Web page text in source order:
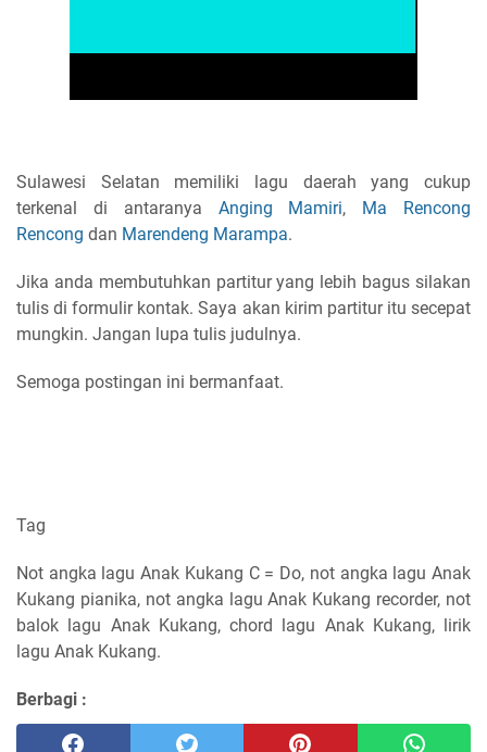
Sulawesi Selatan memiliki lagu daerah yang cukup
terkenal di antaranya Anging Mamiri, Ma Rencong
Rencong dan Marendeng Marampa.
Jika anda membutuhkan partitur yang lebih bagus silakan
tulis di formulir kontak. Saya akan kirim partitur itu secepat
mungkin. Jangan lupa tulis judulnya.
Semoga postingan ini bermanfaat.
Tag
Not angka lagu Anak Kukang C = Do, not angka lagu Anak
Kukang pianika, not angka lagu Anak Kukang recorder, not
balok lagu Anak Kukang, chord lagu Anak Kukang, lirik
lagu Anak Kukang.
Berbagi :